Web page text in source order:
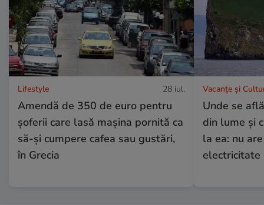
Lifestyle 28 iul.
Amendă de 350 de euro pentru
șoferii care lasă mașina pornită ca
să-și cumpere cafea sau gustări,
în Grecia
Vacanțe și
Unde se
din lume și
la ea: nu
electricitate